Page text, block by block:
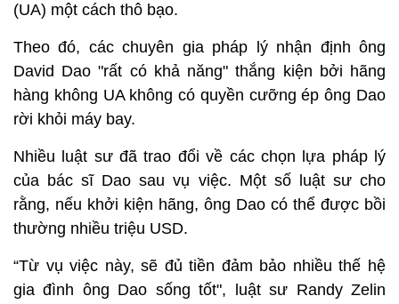
(UA) một cách thô bạo.
Theo đó, các chuyên gia pháp lý nhận định ông
David Dao "rất có khả năng" thắng kiện bởi hãng
hàng không UA không có quyền cưỡng ép ông Dao
rời khỏi máy bay.
Nhiều luật sư đã trao đổi về các chọn lựa pháp lý
của bác sĩ Dao sau vụ việc. Một số luật sư cho
rằng, nếu khởi kiện hãng, ông Dao có thể được bồi
thường nhiều triệu USD.
“Từ vụ việc này, sẽ đủ tiền đảm bảo nhiều thế hệ
gia đình ông Dao sống tốt", luật sư Randy Zelin